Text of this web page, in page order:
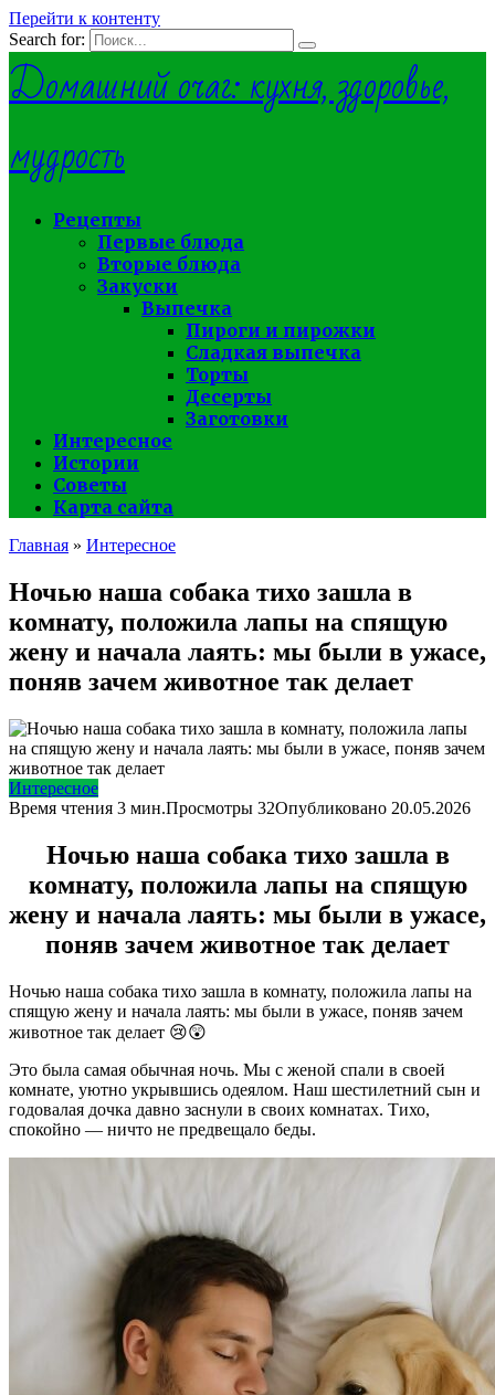
Перейти к контенту
Search for:
Домашний очаг: кухня, здоровье,
мудрость
Рецепты
Первые блюда
Вторые блюда
Закуски
Выпечка
Пироги и пирожки
Сладкая выпечка
Торты
Десерты
Заготовки
Интересное
Истории
Советы
Карта сайта
Главная » Интересное
Ночью наша собака тихо зашла в
комнату, положила лапы на спящую
жену и начала лаять: мы были в ужасе,
поняв зачем животное так делает
Интересное
Время чтения 3 мин.Просмотры 32Опубликовано 20.05.2026
Ночью наша собака тихо зашла в
комнату, положила лапы на спящую
жену и начала лаять: мы были в ужасе,
поняв зачем животное так делает
Ночью наша собака тихо зашла в комнату, положила лапы на
спящую жену и начала лаять: мы были в ужасе, поняв зачем
животное так делает 😢😲
Это была самая обычная ночь. Мы с женой спали в своей
комнате, уютно укрывшись одеялом. Наш шестилетний сын и
годовалая дочка давно заснули в своих комнатах. Тихо,
спокойно — ничто не предвещало беды.